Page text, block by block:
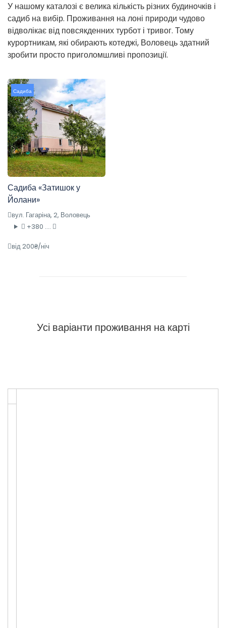
У нашому каталозі є велика кількість різних будиночків і
садиб на вибір. Проживання на лоні природи чудово
відволікає від повсякденних турбот і тривог. Тому
курортникам, які обирають котеджі, Воловець здатний
зробити просто приголомшливі пропозиції.
Садиба
Садиба «Затишок у
Йолани»
вул. Гагаріна, 2, Воловець
+380 ....
від 200₴/ніч
Усі варіанти проживання на карті